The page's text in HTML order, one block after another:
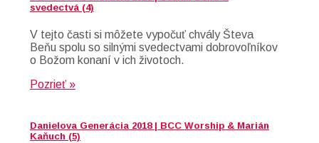
svedectvá (4)
V tejto časti si môžete vypočuť chvály Števa
Beňu spolu so silnými svedectvami dobrovoľníkov
o Božom konaní v ich životoch.
Pozrieť »
Danielova Generácia 2018 | BCC Worship & Marián
Kaňuch (5)